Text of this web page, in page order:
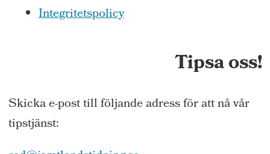
Integritetspolicy
Tipsa oss!
Skicka e-post till följande adress för att nå vår
tipstjänst: